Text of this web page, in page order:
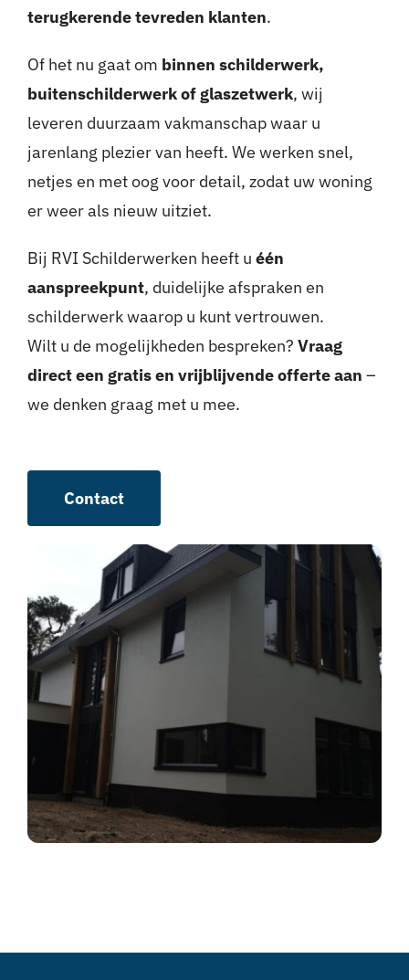
terugkerende tevreden klanten.
Of het nu gaat om binnen schilderwerk,
buitenschilderwerk of glaszetwerk, wij
leveren duurzaam vakmanschap waar u
jarenlang plezier van heeft. We werken snel,
netjes en met oog voor detail, zodat uw woning
er weer als nieuw uitziet.
Bij RVI Schilderwerken heeft u één
aanspreekpunt, duidelijke afspraken en
schilderwerk waarop u kunt vertrouwen.
Wilt u de mogelijkheden bespreken? Vraag
direct een gratis en vrijblijvende offerte aan –
we denken graag met u mee.
Contact